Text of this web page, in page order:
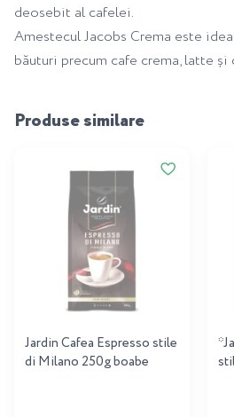
deosebit al cafelei.
Amestecul Jacobs Crema este
băuturi precum cafe crema, latte și
Produse similare
Jardin Cafea Espresso stile
di Milano 250g boabe